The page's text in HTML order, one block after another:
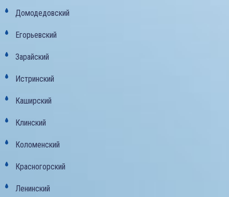
Домодедовский
Егорьевский
Зарайский
Истринский
Каширский
Клинский
Коломенский
Красногорский
Ленинский